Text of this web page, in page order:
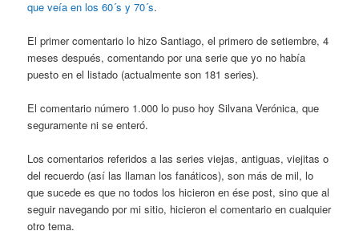
que veía en los 60´s y 70´s.
El primer comentario lo hizo Santiago, el primero de setiembre, 4
meses después, comentando por una serie que yo no había
puesto en el listado (actualmente son 181 series).
El comentario número 1.000 lo puso hoy Silvana Verónica, que
seguramente ni se enteró.
Los comentarios referidos a las series viejas, antiguas, viejitas o
del recuerdo (así las llaman los fanáticos), son más de mil, lo
que sucede es que no todos los hicieron en ése post, sino que al
seguir navegando por mi sitio, hicieron el comentario en cualquier
otro tema.